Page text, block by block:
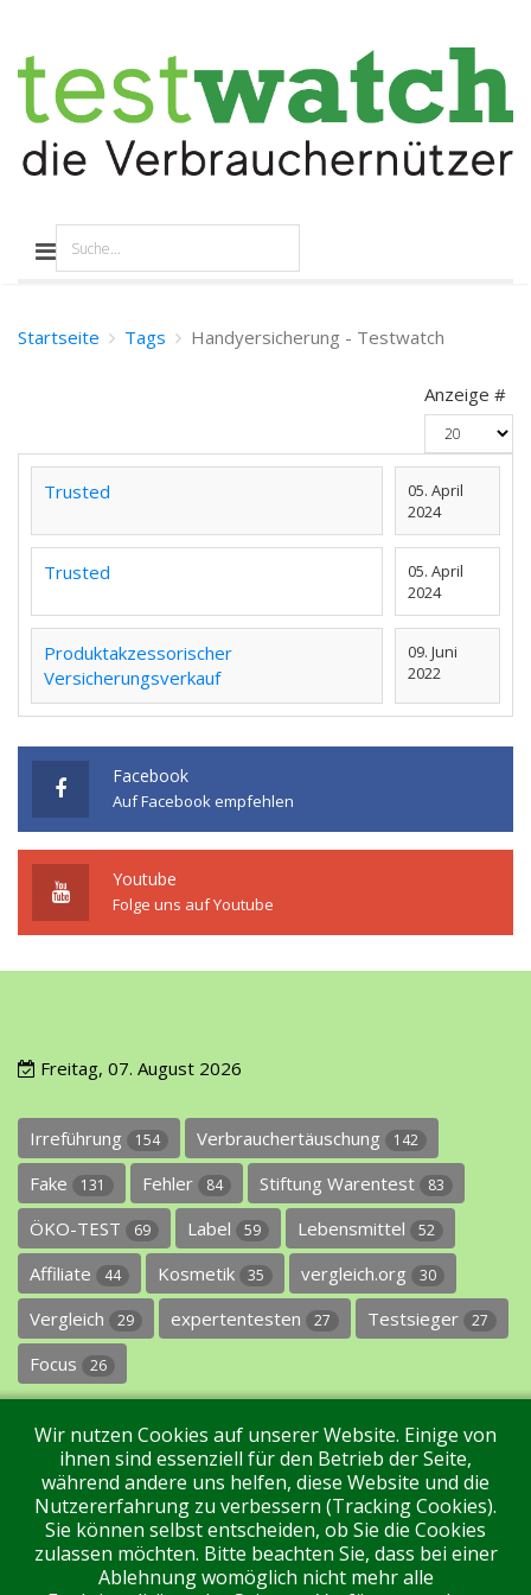
Startseite Tags Handyersicherung - Testwatch
Anzeige #
Trusted
05. April
2024
Trusted
05. April
2024
Produktakzessorischer
Versicherungsverkauf
09. Juni
2022
Facebook
Auf Facebook empfehlen
Youtube
Folge uns auf Youtube
Freitag, 07. August 2026
Irreführung 154 Verbrauchertäuschung 142
Fake 131 Fehler 84 Stiftung Warentest 83
ÖKO-TEST 69 Label 59 Lebensmittel 52
Affiliate 44 Kosmetik 35 vergleich.org 30
Vergleich 29 expertentesten 27 Testsieger 27
Focus 26
Impressum Datenschutz Über uns Kontakt
Wir nutzen Cookies auf unserer Website. Einige von
ihnen sind essenziell für den Betrieb der Seite,
während andere uns helfen, diese Website und die
Nutzererfahrung zu verbessern (Tracking Cookies).
Sie können selbst entscheiden, ob Sie die Cookies
zulassen möchten. Bitte beachten Sie, dass bei einer
Ablehnung womöglich nicht mehr alle